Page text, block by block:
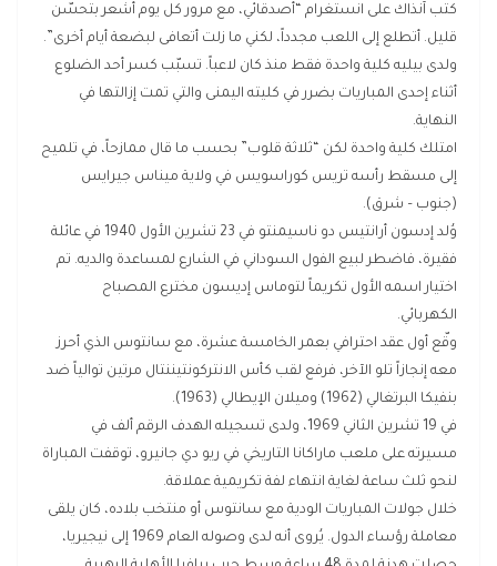
كتب آنذاك على انستغرام “أصدقائي، مع مرور كل يوم أشعر بتحسّن
قليل. أتطلع إلى اللعب مجدداً، لكني ما زلت أتعافى لبضعة أيام أخرى”.
ولدى بيليه كلية واحدة فقط منذ كان لاعباً. تسبّب كسر أحد الضلوع
أثناء إحدى المباريات بضرر في كليته اليمنى والتي تمت إزالتها في
النهاية.
امتلك كلية واحدة لكن “ثلاثة قلوب” بحسب ما قال ممازحاً، في تلميح
إلى مسقط رأسه تريس كوراسويس في ولاية ميناس جيرايس
(جنوب – شرق).
وُلد إدسون أرانتيس دو ناسيمنتو في 23 تشرين الأول 1940 في عائلة
فقيرة، فاضطر لبيع الفول السوداني في الشارع لمساعدة والديه. تم
اختيار اسمه الأول تكريماً لتوماس إديسون مخترع المصباح
الكهربائي.
وقّع أول عقد احترافي بعمر الخامسة عشرة، مع سانتوس الذي أحرز
معه إنجازاً تلو الآخر، فرفع لقب كأس الانتركونتيننتال مرتين توالياً ضد
بنفيكا البرتغالي (1962) وميلان الإيطالي (1963).
في 19 تشرين الثاني 1969، ولدى تسجيله الهدف الرقم ألف في
مسيرته على ملعب ماراكانا التاريخي في ريو دي جانيرو، توقفت المباراة
لنحو ثلث ساعة لغاية انتهاء لفة تكريمية عملاقة.
خلال جولات المباريات الودية مع سانتوس أو منتخب بلاده، كان يلقى
معاملة رؤساء الدول. يُروى أنه لدى وصوله العام 1969 إلى نيجيريا،